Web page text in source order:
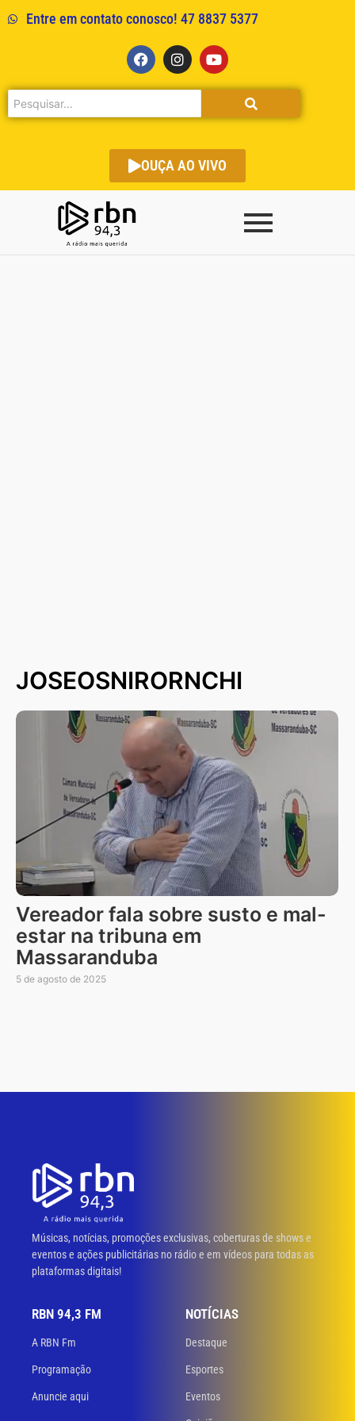
Entre em contato conosco! 47 8837 5377
OUÇA AO VIVO
JOSEOSNIRORNCHI
Vereador fala sobre susto e mal-
estar na tribuna em
Massaranduba
5 de agosto de 2025
Músicas, notícias, promoções exclusivas, coberturas de shows e
eventos e ações publicitárias no rádio e em vídeos para todas as
plataformas digitais!
RBN 94,3 FM
A RBN Fm
Programação
Anuncie aqui
NOTÍCIAS
Destaque
Esportes
Eventos